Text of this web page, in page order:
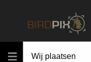
MENU
Wij plaatsen